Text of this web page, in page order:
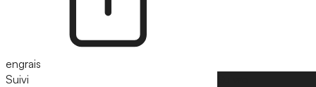
engrais
Suivi